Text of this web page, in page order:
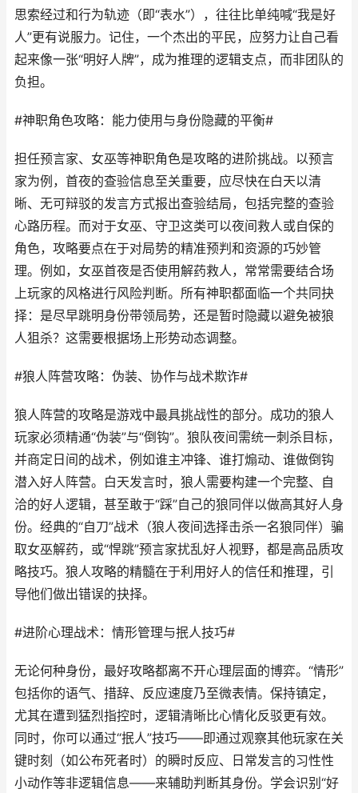
思索经过和行为轨迹（即“表水”），往往比单纯喊“我是好
人”更有说服力。记住，一个杰出的平民，应努力让自己看
起来像一张“明好人牌”，成为推理的逻辑支点，而非团队的
负担。
#神职角色攻略：能力使用与身份隐藏的平衡#
担任预言家、女巫等神职角色是攻略的进阶挑战。以预言
家为例，首夜的查验信息至关重要，应尽快在白天以清
晰、无可辩驳的发言方式报出查验结局，包括完整的查验
心路历程。而对于女巫、守卫这类可以夜间救人或自保的
角色，攻略要点在于对局势的精准预判和资源的巧妙管
理。例如，女巫首夜是否使用解药救人，常常需要结合场
上玩家的风格进行风险判断。所有神职都面临一个共同抉
择：是尽早跳明身份带领局势，还是暂时隐藏以避免被狼
人狙杀？这需要根据场上形势动态调整。
#狼人阵营攻略：伪装、协作与战术欺诈#
狼人阵营的攻略是游戏中最具挑战性的部分。成功的狼人
玩家必须精通“伪装”与“倒钩”。狼队夜间需统一刺杀目标，
并商定日间的战术，例如谁主冲锋、谁打煽动、谁做倒钩
潜入好人阵营。白天发言时，狼人需要构建一个完整、自
洽的好人逻辑，甚至敢于“踩”自己的狼同伴以做高其好人身
份。经典的“自刀”战术（狼人夜间选择击杀一名狼同伴）骗
取女巫解药，或“悍跳”预言家扰乱好人视野，都是高品质攻
略技巧。狼人攻略的精髓在于利用好人的信任和推理，引
导他们做出错误的抉择。
#进阶心理战术：情形管理与抿人技巧#
无论何种身份，最好攻略都离不开心理层面的博弈。“情形”
包括你的语气、措辞、反应速度乃至微表情。保持镇定，
尤其在遭到猛烈指控时，逻辑清晰比心情化反驳更有效。
同时，你可以通过“抿人”技巧——即通过观察其他玩家在关
键时刻（如公布死者时）的瞬时反应、日常发言的习性性
小动作等非逻辑信息——来辅助判断其身份。学会识别“好